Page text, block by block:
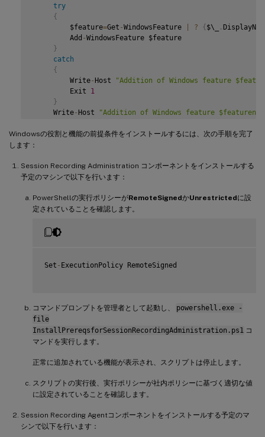
# Start to install Windows feature
Module ServerManager
AddFeatures
AddFeatures
AddFeatures
AddFeatures( 'Web-Metabase' ) # IIS 6 Metabase
AddFeatures( 'Web-WMI'
AddFeatures
AddFeatures( 'Web-Lgcy-Mgmt-Console' #IIS 6
AddFeatures('web-websockets' # IIS Web Sockets
try
{
         $feature
=Get -WindowsFeature ? {$\_ .
         Add
-WindowsFeature $feature
}
catch
{
         Write
-Host
"Addition of Windows feature
         Exit
1
}
     Write
-Host
"Addition of Windows feature
# Start to install Windows feature
if (-not (($system - Like
     Write
-Host("This is not a supported platform.
     Exit
     Import
Module ServerManager
'MSMQ'
#Message Queuing
else
{
try
         dism
/ online
catch
         Write
- Host "Addition of Windows feature MSMQ
         Exit
1
     write
Host
"Addition of Windows feature MSMQ HTTP
}
Windowsの役割と機能の前提条件をインストールするには、次の手順を完了
します：
Session Recording Administration コンポーネントをインストールする
予定のマシンで以下を行います：
PowerShellの実行ポリシーがRemoteSignedかUnrestrictedに設
定されていることを確認します。
Set - ExecutionPolicy RemoteSigned
コマンドプロンプトを管理者として起動し、
powershell.exe -
file
InstallPrereqsforSessionRecordingAdministration.ps1 コ
マンドを実行します。
正常に追加されている機能が表示され、スクリプトは停止します。
スクリプトの実行後、実行ポリシーが社内ポリシーに基づく適切な値
に設定されていることを確認します。
Session Recording Agentコンポーネントをインストールする予定のマ
シンで以下を行います：